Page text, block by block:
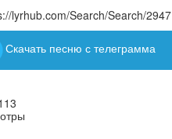
lyrhub.com/Search/Search/2947
Скачать песню с телеграмма